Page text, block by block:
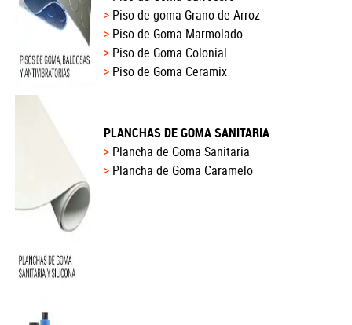
Piso de goma Grano de Arroz
Piso de Goma Marmolado
Piso de Goma Colonial
Piso de Goma Ceramix
PLANCHAS DE GOMA SANITARIA
Plancha de Goma Sanitaria
Plancha de Goma Caramelo